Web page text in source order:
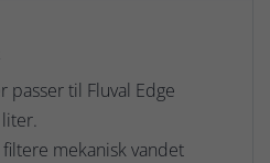
passer til Fluval Edge
mekanisk vandet